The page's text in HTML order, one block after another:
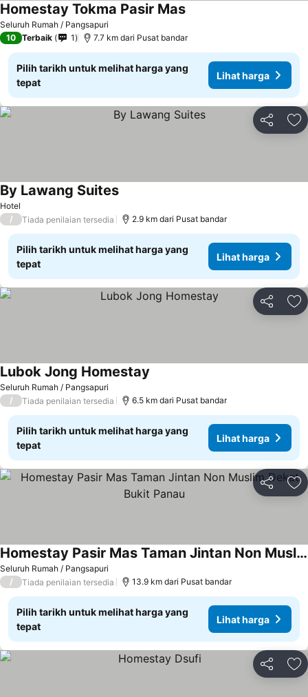
Seluruh Rumah / Pangsapuri
Homestay Tokma Pasir Mas
10 Terbaik 1 7.7 km dari Pusat bandar
Pilih tarikh untuk melihat harga yang
tepat
Lihat harga
Kongsi
Hotel
By Lawang Suites
/ Tiada penilaian tersedia 2.9 km dari Pusat bandar
Pilih tarikh untuk melihat harga yang
tepat
Lihat harga
Kongsi
Seluruh Rumah / Pangsapuri
Lubok Jong Homestay
/ Tiada penilaian tersedia 6.5 km dari Pusat bandar
Pilih tarikh untuk melihat harga yang
tepat
Lihat harga
Kongsi
Seluruh Rumah / Pangsapuri
Homestay Pasir Mas Taman Jintan Non Muslim Dekat Bukit Panau
/ Tiada penilaian tersedia 13.9 km dari Pusat bandar
Pilih tarikh untuk melihat harga yang
tepat
Lihat harga
Kongsi